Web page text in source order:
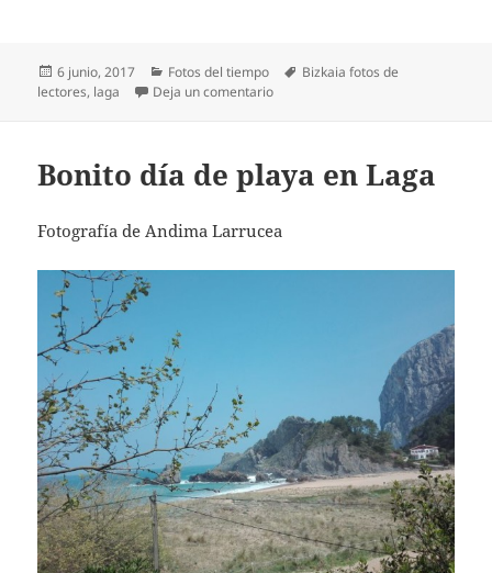
Publicado
el
6 junio, 2017 Categorías
Fotos del tiempo Etiquetas
Bizkaia fotos de
lectores, laga Deja un comentarioen Día de playa en Laga
Bonito día de playa en Laga
Fotografía de Andima Larrucea